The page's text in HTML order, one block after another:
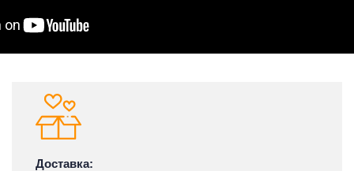
Доставка: